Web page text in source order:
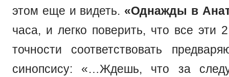
этом еще и видеть. «Однажды в
часа, и легко поверить, что все эти
точности соответствовать
синопсису: «…Ждешь, что за